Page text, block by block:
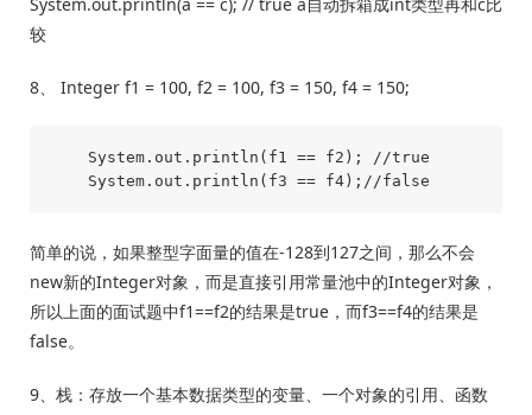
较
8、 Integer f1 = 100, f2 = 100, f3 = 150, f4 = 150;
    System.out.println(f1 == f2); //true
简单的说，如果整型字面量的值在-128到127之间，那么不会
new新的Integer对象，而是直接引用常量池中的Integer对象，
所以上面的面试题中f1==f2的结果是true，而f3==f4的结果是
false。
9、栈：存放一个基本数据类型的变量、一个对象的引用、函数